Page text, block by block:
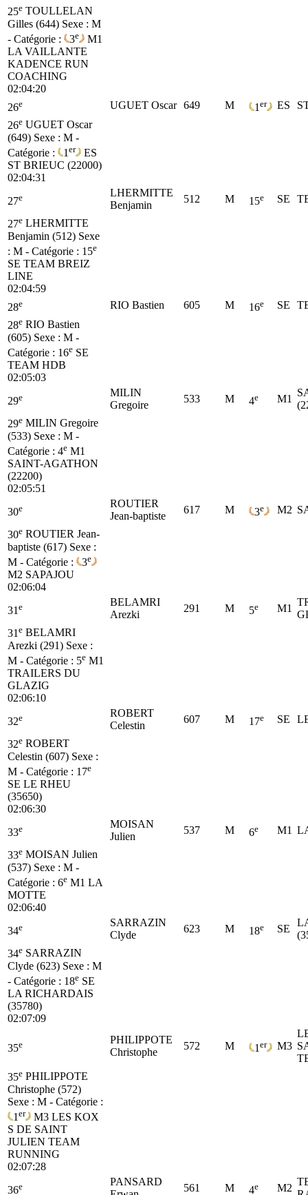
25e TOULLELAN
Gilles (644) Sexe : M
- Catégorie :
3e
M1
LA VAILLANTE
KADENCE RUN
COACHING
02:04:20
26e UGUET Oscar 649 M 1 er ES
26e UGUET Oscar
(649) Sexe : M -
Catégorie :
1 er
ES
ST BRIEUC (22000)
02:04:31
27e
LHERMITTE
Benjamin
512 M 15e SE
27e LHERMITTE
Benjamin (512) Sexe
: M - Catégorie : 15e
SE TEAM BREIZ
LINE
02:04:59
28e RIO Bastien 605 M 16e SE
28e RIO Bastien
(605) Sexe : M -
Catégorie : 16e SE
TEAM HDB
02:05:03
29e
MILIN
Gregoire
533 M 4e M1
29e MILIN Gregoire
(533) Sexe : M -
Catégorie : 4e M1
SAINT-AGATHON
(22200)
02:05:51
30e
ROUTIER
Jean-baptiste
617 M 3e M2
30e ROUTIER Jean-
baptiste (617) Sexe :
M - Catégorie :
3e
M2 SAPAJOU
02:06:04
31 e
BELAMRI
Arezki
291 M 5e M1
31 e BELAMRI
Arezki (291) Sexe :
M - Catégorie : 5e M1
TRAILERS DU
GLAZIG
02:06:10
32e
ROBERT
Celestin
607 M 17e SE
32e ROBERT
Celestin (607) Sexe :
M - Catégorie : 17e
SE LE RHEU
(35650)
02:06:30
33e
MOISAN
Julien
537 M 6e M1
33e MOISAN Julien
(537) Sexe : M -
Catégorie : 6e M1 LA
MOTTE
02:06:40
34e
SARRAZIN
Clyde
623 M 18e SE
34e SARRAZIN
Clyde (623) Sexe : M
- Catégorie : 18e SE
LA RICHARDAIS
(35780)
02:07:09
35e
PHILIPPOTE
Christophe
572 M 1 er M3
35e PHILIPPOTE
Christophe (572)
Sexe : M - Catégorie :
1 er M3 LES KOX
S DE SAINT
JULIEN TEAM
RUNNING
02:07:28
36e
PANSARD
561 M 4e M2